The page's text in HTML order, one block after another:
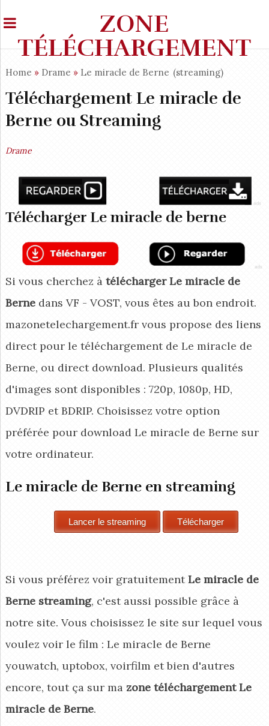
ZONE
TÉLÉCHARGEMENT
Home » Drame » Le miracle de Berne (streaming)
Téléchargement Le miracle de
Berne ou Streaming
Drame
Télécharger Le miracle de berne
Si vous cherchez à télécharger Le miracle de
Bernedans VF - VOST, vous êtes au bon endroit.
mazonetelechargement.fr vous propose des liens
direct pour le téléchargement de Le miracle de
Berne, ou direct download. Plusieurs qualités
d'images sont disponibles : 720p, 1080p, HD,
DVDRIP et BDRIP. Choisissez votre option
préférée pour download Le miracle de Berne sur
votre ordinateur.
Le miracle de Berne en streaming
Si vous préférez voir gratuitementLe miracle de
Berne streaming, c'est aussi possible grâce à
notre site. Vous choisissez le site sur lequel vous
voulez voir le film : Le miracle de Berne
youwatch, uptobox, voirfilm et bien d'autres
encore, tout ça sur ma zone téléchargement Le
miracle de Berne.